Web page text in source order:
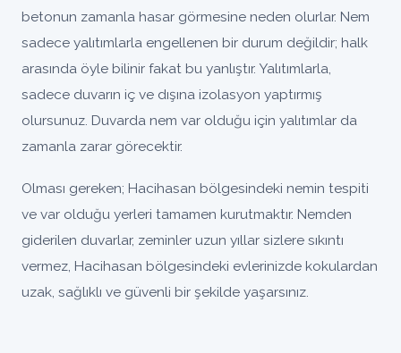
betonun zamanla hasar görmesine neden olurlar. Nem
sadece yalıtımlarla engellenen bir durum değildir; halk
arasında öyle bilinir fakat bu yanlıştır. Yalıtımlarla,
sadece duvarın iç ve dışına izolasyon yaptırmış
olursunuz. Duvarda nem var olduğu için yalıtımlar da
zamanla zarar görecektir.
Olması gereken; Hacihasan bölgesindeki nemin tespiti
ve var olduğu yerleri tamamen kurutmaktır. Nemden
giderilen duvarlar, zeminler uzun yıllar sizlere sıkıntı
vermez, Hacihasan bölgesindeki evlerinizde kokulardan
uzak, sağlıklı ve güvenli bir şekilde yaşarsınız.